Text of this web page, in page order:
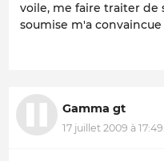
voile, me faire traiter de
soumise m'a
Gamma gt
17 juillet 2009 à